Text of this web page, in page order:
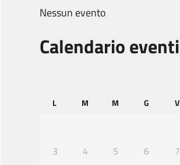
Nessun evento
Calendario eventi
L M M G V
3
4 5 6 7